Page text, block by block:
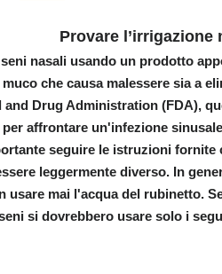
Provare l’irrigazione
nasali usando un prodotto
che causa malessere sia a
and Drug Administration (FDA),
affrontare un'infezione
seguire le istruzioni fornite
leggermente diverso. In
usare mai l'acqua del rubinetto.
si dovrebbero usare solo i